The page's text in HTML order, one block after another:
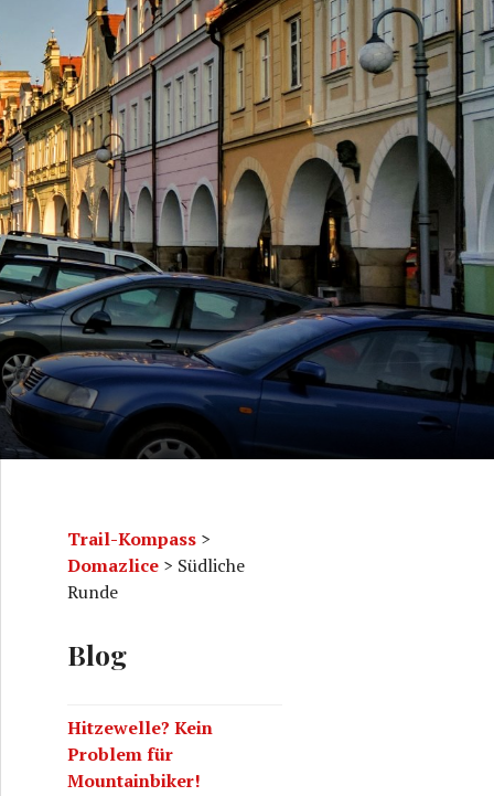
Trail-Kompass >
Domazlice > Südliche
Runde
Blog
Hitzewelle? Kein
Problem für
Mountainbiker!